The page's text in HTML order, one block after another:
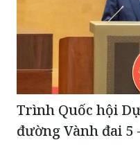
Trình Quốc hội
đường Vành đai 5